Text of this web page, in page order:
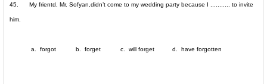
45. My frientd, Mr. Sofyan,didn’t come to my wedding party because I ........... to invite
him.
a. forgot b. forget c. will forget d. have forgotten